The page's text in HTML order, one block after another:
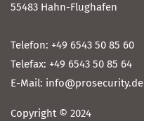
55483 Hahn-Flughafen
Telefon: +49 6543 50 85 60
Telefax: +49 6543 50 85 64
E-Mail: info@prosecurity.de
Copyright © 2024